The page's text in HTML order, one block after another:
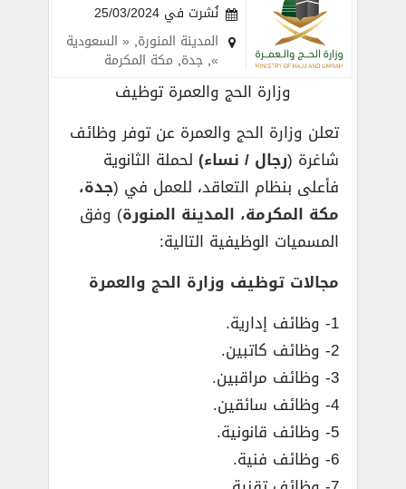
نُشرت في 25/03/2024
المدينة المنورة, « السعودية
»
,جدة, مكة المكرمة
وزارة الحج والعمرة توظيف
تعلن وزارة الحج والعمرة عن توفر وظائف
شاغرة (رجال / نساء) لحملة الثانوية
فأعلى بنظام التعاقد، للعمل في (جدة،
مكة المكرمة، المدينة المنورة) وفق
المسميات الوظيفية التالية:
مجالات توظيف وزارة الحج والعمرة
1- وظائف إدارية.
2- وظائف كاتبين.
3- وظائف مراقبين.
4- وظائف سائقين.
5- وظائف قانونية.
6- وظائف فنية.